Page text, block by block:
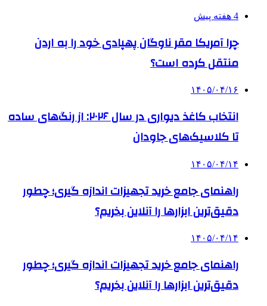
4 هفته پیش
چرا آمریکا مقر ناوگان پهپادی خود را به اردن
منتقل کرده است؟
۱۴۰۵/۰۴/۱۶
انتخاب کاغذ دیواری در سال ۲۰۲۶: از رنگ‌های ساده
تا کلاسیک‌های جاودان
۱۴۰۵/۰۴/۱۴
راهنمای جامع خرید تجهیزات اندازه گیری؛ چطور
دقیق‌ترین ابزارها را آنلاین بخریم؟
۱۴۰۵/۰۴/۱۴
راهنمای جامع خرید تجهیزات اندازه گیری؛ چطور
دقیق‌ترین ابزارها را آنلاین بخریم؟